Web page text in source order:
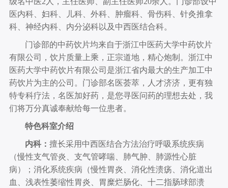
医内科、妇科、儿科、外科、肿瘤科、骨伤科、针灸推拿
科、神经内科、内分泌科以及中西医结合科。
门诊部的中药饮片均来自于浙江中医药大学中药饮片
有限公司，饮片质量上乘，正宗道地，精心炮制。浙江中
医药大学中药饮片有限公司是浙江省内最大的生产加工中
药饮片为主的公司。门诊部名医荟萃，人才济济，更有独
特专科疗法，名医加好药，是您寻医问药的理想去处，我
们将万分真诚奉献给每一位患者。
特色科室介绍
内科： 擅长采用中西医结合方法治疗呼吸系统疾病
（慢性支气管炎、支气管哮喘、肺气肿、肺源性心脏
病）；消化系统疾病（慢性胃炎、消化性溃疡、消化道出
血、浅表性萎缩性胃炎、胃糜烂肠化、十二指肠球部溃